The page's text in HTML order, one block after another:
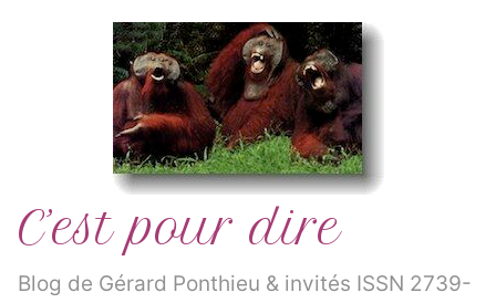
C’est pour dire
Blog de Gérard Ponthieu & invités ISSN 2739-